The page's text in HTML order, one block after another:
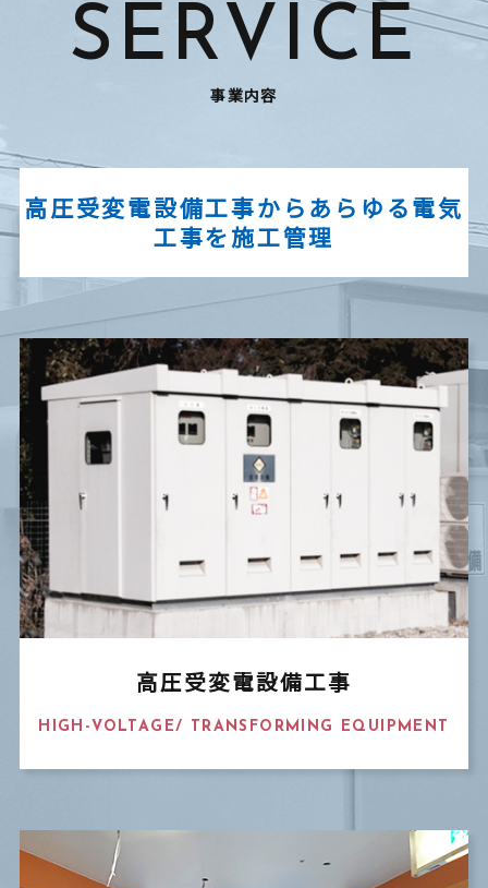
SERVICE
事業内容
高圧受変電設備工事からあらゆる電気
工事を施工管理
高圧受変電設備工事
HIGH-VOLTAGE/ TRANSFORMING EQUIPMENT